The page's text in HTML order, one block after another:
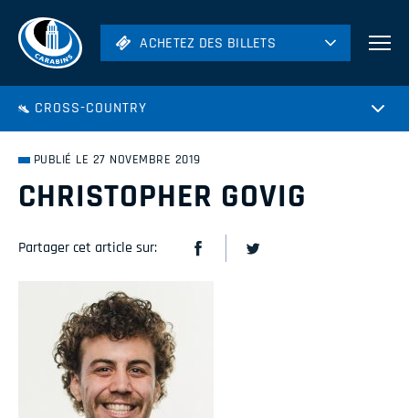
ACHETEZ DES BILLETS
Hockey
ACHETEZ DES BILLETS
CROSS-COUNTRY
PUBLIÉ LE 27 NOVEMBRE 2019
CHRISTOPHER GOVIG
Partager cet article sur: